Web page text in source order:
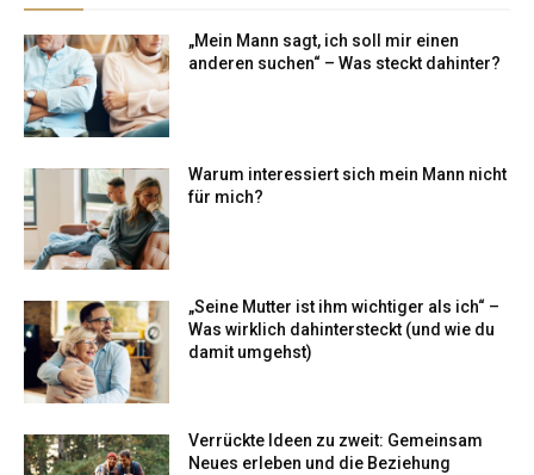
„Mein Mann sagt, ich soll mir einen
anderen suchen“ – Was steckt dahinter?
Warum interessiert sich mein Mann nicht
für mich?
„Seine Mutter ist ihm wichtiger als ich“ –
Was wirklich dahintersteckt (und wie du
damit umgehst)
Verrückte Ideen zu zweit: Gemeinsam
Neues erleben und die Beziehung